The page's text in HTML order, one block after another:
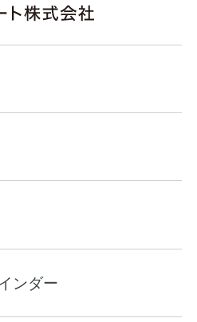
ンダー